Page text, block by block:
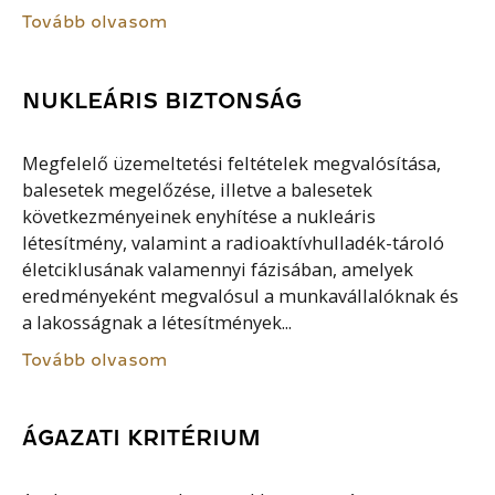
Tovább olvasom
NUKLEÁRIS BIZTONSÁG
Megfelelő üzemeltetési feltételek megvalósítása,
balesetek megelőzése, illetve a balesetek
következményeinek enyhítése a nukleáris
létesítmény, valamint a radioaktívhulladék-tároló
életciklusának valamennyi fázisában, amelyek
eredményeként megvalósul a munkavállalóknak és
a lakosságnak a létesítmények...
Tovább olvasom
ÁGAZATI KRITÉRIUM